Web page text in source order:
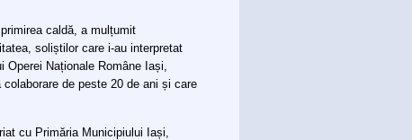
caldă, a mulțumit
soliștilor care i-au interpretat
Operei Naționale Române Iași,
de peste 20 de ani și care
cu Primăria Municipiului Iași,